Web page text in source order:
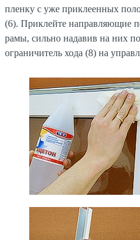
пленку с уже приклеенных
(6). Приклейте направляющие
рамы, сильно надавив на них
ограничитель хода (8) на